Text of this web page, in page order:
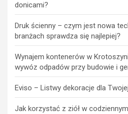
donicami?
Druk ścienny – czym jest nowa
branżach sprawdza się najlepiej?
Wynajem kontenerów w
wywóz odpadów przy budowie i
Eviso – Listwy dekoracje dla
Jak korzystać z ziół w